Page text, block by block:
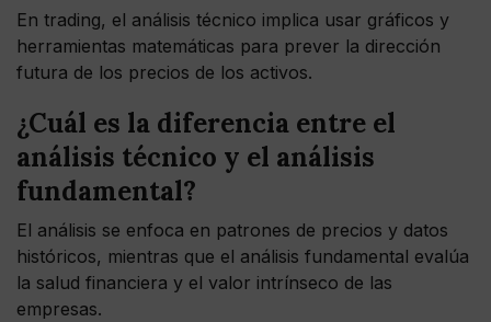
En trading, el análisis técnico implica usar gráficos y
herramientas matemáticas para prever la dirección
futura de los precios de los activos.
¿Cuál es la diferencia entre el
análisis técnico y el análisis
fundamental?
El análisis se enfoca en patrones de precios y datos
históricos, mientras que el análisis fundamental evalúa
la salud financiera y el valor intrínseco de las
empresas.